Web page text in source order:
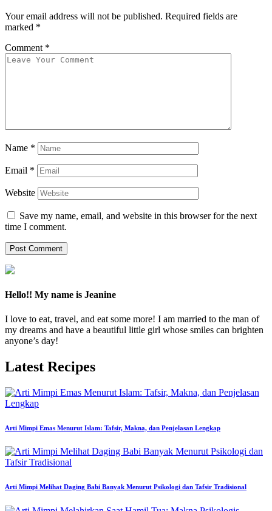
Your email address will not be published. Required fields are
marked *
Comment *
Name *
Email *
Website
Save my name, email, and website in this browser for the next
time I comment.
Hello!! My name is Jeanine
I love to eat, travel, and eat some more! I am married to the man of
my dreams and have a beautiful little girl whose smiles can brighten
anyone’s day!
Latest Recipes
Arti Mimpi Emas Menurut Islam: Tafsir, Makna, dan Penjelasan Lengkap
Arti Mimpi Melihat Daging Babi Banyak Menurut Psikologi dan Tafsir Tradisional